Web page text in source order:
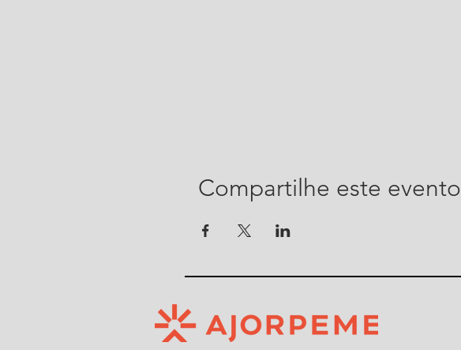
Compartilhe este evento